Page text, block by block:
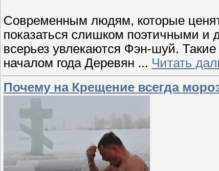
Современным людям, которые
показаться слишком поэтичными и
всерьез увлекаются Фэн-шуй.
началом года Деревян ... Читать
Почему на Крещение всегда